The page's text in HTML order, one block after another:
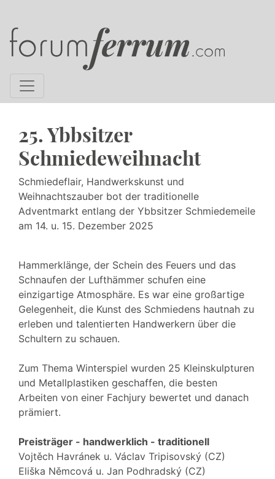
25. Ybbsitzer
Schmiedeweihnacht
Schmiedeflair, Handwerkskunst und
Weihnachtszauber bot der traditionelle
Adventmarkt entlang der Ybbsitzer Schmiedemeile
am 14. u. 15. Dezember 2025
Hammerklänge, der Schein des Feuers und das
Schnaufen der Lufthämmer schufen eine
einzigartige Atmosphäre. Es war eine großartige
Gelegenheit, die Kunst des Schmiedens hautnah zu
erleben und talentierten Handwerkern über die
Schultern zu schauen.
Zum Thema Winterspiel wurden 25 Kleinskulpturen
und Metallplastiken geschaffen, die besten
Arbeiten von einer Fachjury bewertet und danach
prämiert.
Preisträger - handwerklich - traditionell
Vojtěch Havránek u. Václav Tripisovský (CZ)
Eliška Němcová u. Jan Podhradský (CZ)